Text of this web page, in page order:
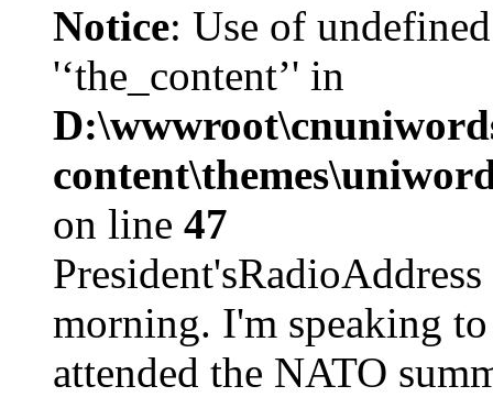
Notice: Use of
'‘the_content’' in
on line 47
morning. I'm speaking
attended the NATO